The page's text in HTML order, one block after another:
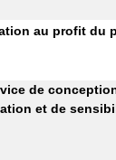
au profit du
de
et de